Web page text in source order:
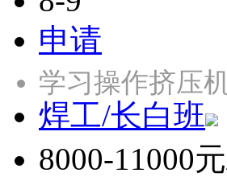
申请
学习操作挤压
焊工/长白班
8000-11000